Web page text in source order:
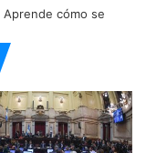
Aprende cómo se